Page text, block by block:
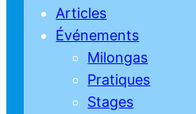
Articles
Événements
Milongas
Pratiques
Stages